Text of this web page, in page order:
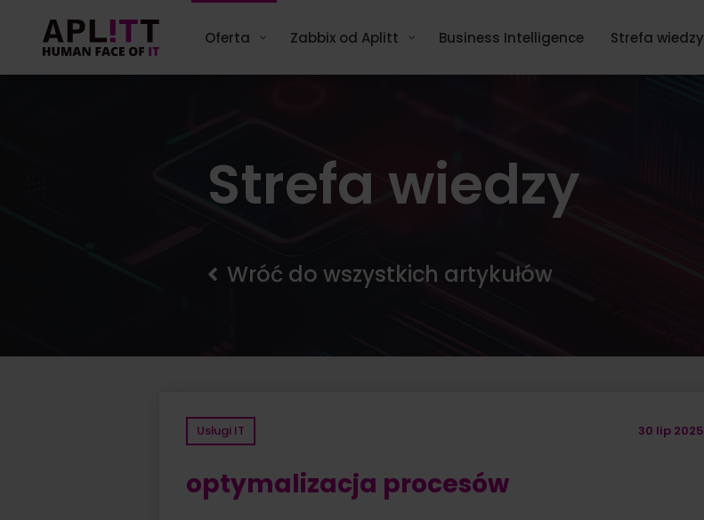
content
Oferta Zabbix od Aplitt Business Intelligence Strefa wiedzy
Strefa wiedzy
Wróć do wszystkich artykułów
Usługi IT 30 lip 2025
optymalizacja procesów